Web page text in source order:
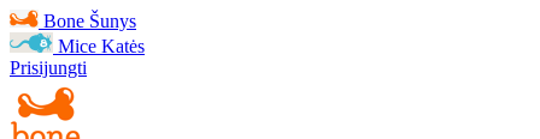
Bone Šunys
Mice Katės
Prisijungti